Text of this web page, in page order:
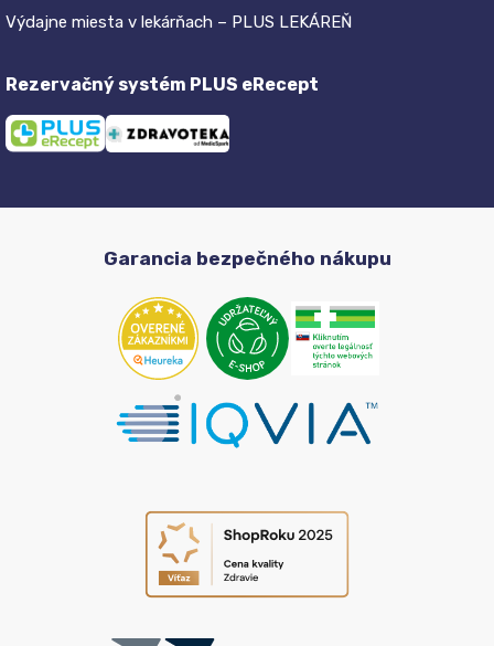
Výdajne miesta v lekárňach – PLUS LEKÁREŇ
Rezervačný systém PLUS eRecept
Garancia bezpečného nákupu